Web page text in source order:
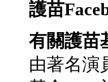
護苗
有關護苗
由著名演